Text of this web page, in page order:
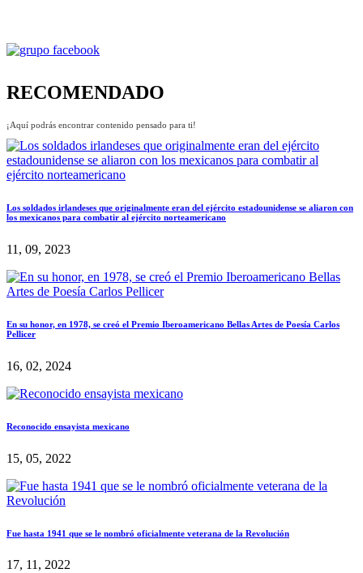
RECOMENDADO
¡Aquí podrás encontrar contenido pensado para ti!
Los soldados irlandeses que originalmente eran del ejército estadounidense se aliaron con
los mexicanos para combatir al ejército norteamericano
11, 09, 2023
En su honor, en 1978, se creó el Premio Iberoamericano Bellas Artes de Poesía Carlos
Pellicer
16, 02, 2024
Reconocido ensayista mexicano
15, 05, 2022
Fue hasta 1941 que se le nombró oficialmente veterana de la Revolución
17, 11, 2022